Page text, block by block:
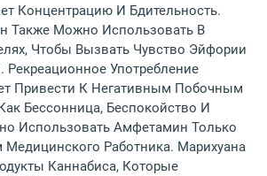
Концентрацию И Бдительность.
Также Можно Использовать В
Чтобы Вызвать Чувство Эйфории
Употребление
Привести К Негативным Побочным
Бессонница, Беспокойство И
Использовать Амфетамин Только
Медицинского Работника. Марихуана
Каннабиса, Которые